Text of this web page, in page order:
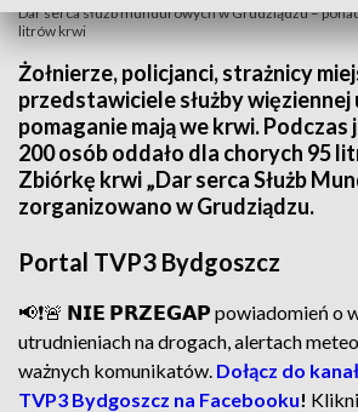
Dar serca służb mundurowych w Grudziądzu –
litrów krwi
Żołnierze, policjanci, strażnicy
przedstawiciele służby
pomaganie mają we krwi. Podczas
200 osób oddało dla chorych 95
Zbiórkę krwi „Dar serca Służb
zorganizowano w Grudziądzu.
Portal TVP3 Bydgoszcz
📢❗🚨 𝗡𝗜𝗘 𝗣𝗥𝗭𝗘𝗚𝗔𝗣 powiadomień o
utrudnieniach na drogach, alertach
ważnych komunikatów. Dołącz do
TVP3 Bydgoszcz na Facebooku!